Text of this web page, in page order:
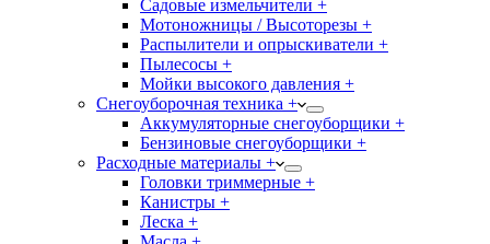
Садовые измельчители +
Мотоножницы / Высоторезы +
Распылители и опрыскиватели +
Пылесосы +
Мойки высокого давления +
Снегоуборочная техника +
Аккумуляторные снегоуборщики +
Бензиновые снегоуборщики +
Расходные материалы +
Головки триммерные +
Канистры +
Леска +